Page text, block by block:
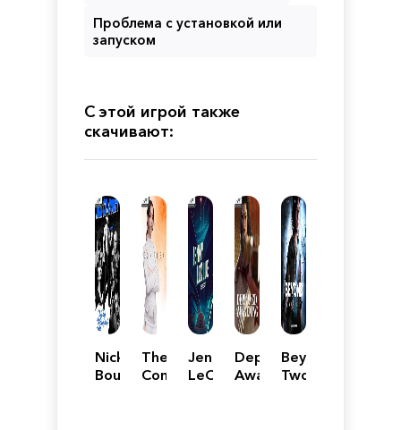
Проблема с установкой или
запуском
С этой игрой также
скачивают:
Nick
Bounty
The
Complex
Jenny
LeClue
Depraved
Awakening
Beyond:
Two